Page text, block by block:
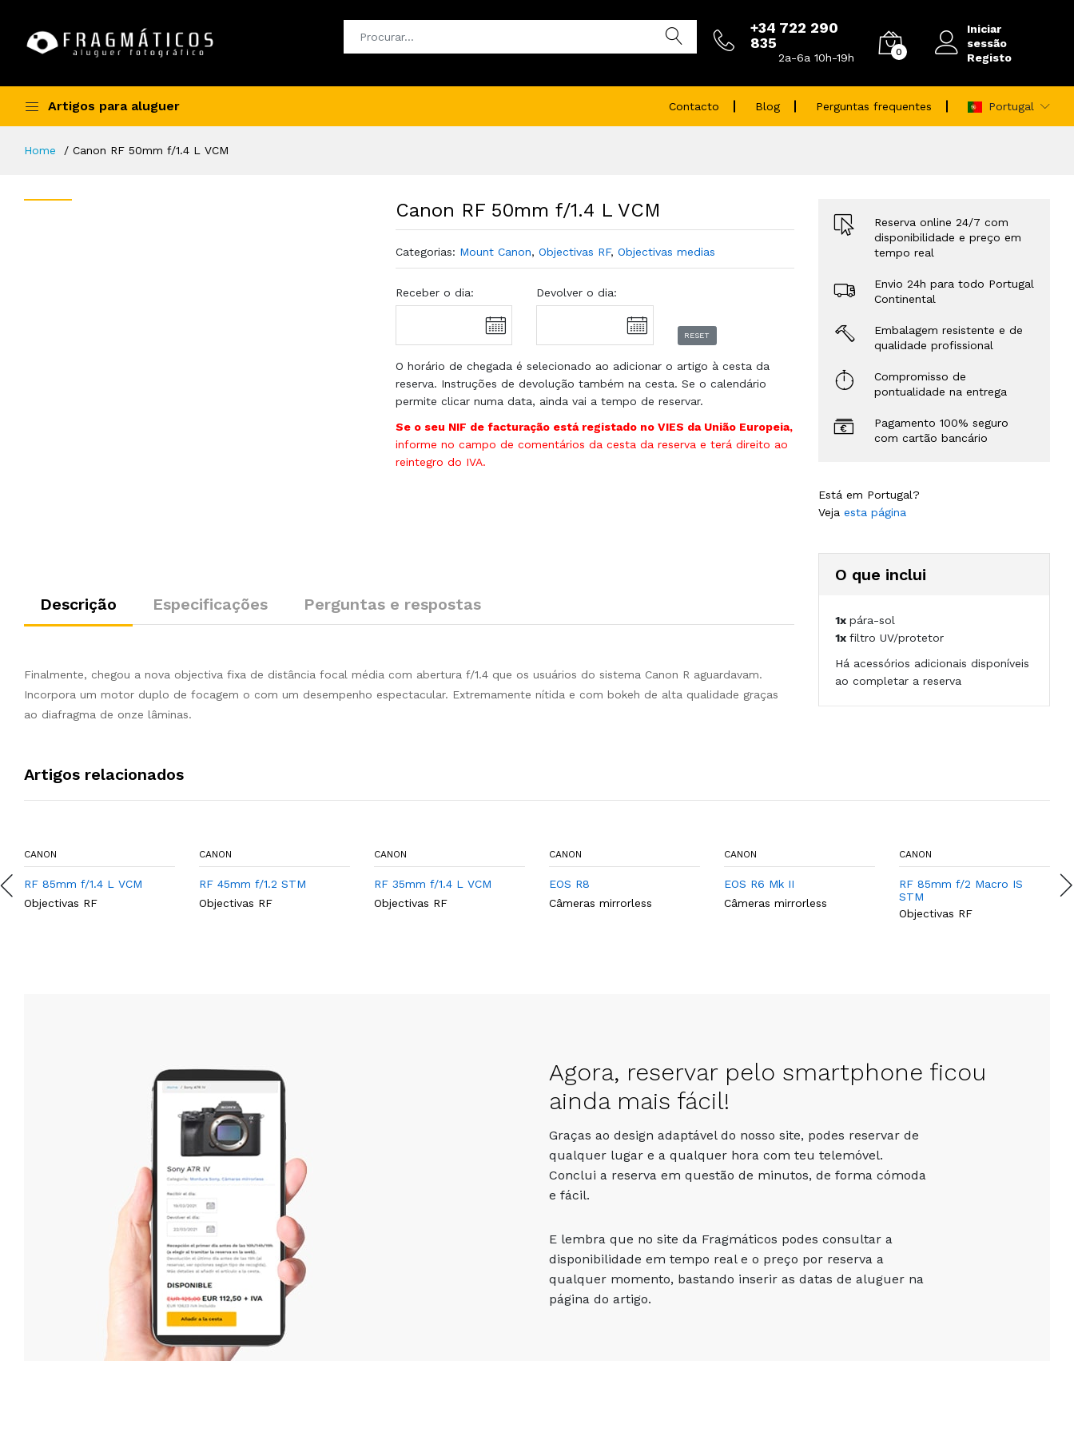
+34 722 290
835
2a-6a 10h-19h 0
Iniciar
sessão
Registo
Artigos para aluguer Contacto Blog Perguntas frequentes Portugal
Home Canon RF 50mm f/1.4 L VCM
Canon RF 50mm f/1.4 L VCM
Categorias: Mount Canon, Objectivas RF, Objectivas medias
Receber o dia: Devolver o dia:
RESET
O horário de chegada é selecionado ao adicionar o artigo à cesta da
reserva. Instruções de devolução também na cesta. Se o calendário
permite clicar numa data, ainda vai a tempo de reservar.
Se o seu NIF de facturação está registado no VIES da União Europeia,
informe no campo de comentários da cesta da reserva e terá direito ao
reintegro do IVA.
Descrição Especificações Perguntas e respostas
Finalmente, chegou a nova objectiva fixa de distância focal média com abertura f/1.4 que os usuários do sistema Canon R aguardavam.
Incorpora um motor duplo de focagem o com um desempenho espectacular. Extremamente nítida e com bokeh de alta qualidade graças
ao diafragma de onze lâminas.
Reserva online 24/7 com
disponibilidade e preço em
tempo real
Envio 24h para todo Portugal
Continental
Embalagem resistente e de
qualidade profissional
Compromisso de
pontualidade na entrega
Pagamento 100% seguro
com cartão bancário
Está em Portugal?
Veja esta página
O que inclui
1x pára-sol
1x filtro UV/protetor
Há acessórios adicionais disponíveis
ao completar a reserva
Artigos relacionados
CANON
RF 85mm f/1.4 L VCM
Objectivas RF
CANON
RF 45mm f/1.2 STM
Objectivas RF
CANON
RF 35mm f/1.4 L VCM
Objectivas RF
CANON
EOS R8
Câmeras mirrorless
CANON
EOS R6 Mk II
Câmeras mirrorless
CANON
RF 85mm f/2 Macro IS
STM
Objectivas RF
Agora, reservar pelo smartphone ficou
ainda mais fácil!
Graças ao design adaptável do nosso site, podes reservar de
qualquer lugar e a qualquer hora com teu telemóvel.
Conclui a reserva em questão de minutos, de forma cómoda
e fácil.
E lembra que no site da Fragmáticos podes consultar a
disponibilidade em tempo real e o preço por reserva a
qualquer momento, bastando inserir as datas de aluguer na
página do artigo.